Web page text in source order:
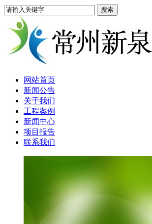
网站首页
新闻公告
关于我们
工程案例
新闻中心
项目报告
联系我们